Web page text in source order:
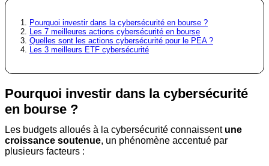
Pourquoi investir dans la cybersécurité en bourse ?
Les 7 meilleures actions cybersécurité en bourse
Quelles sont les actions cybersécurité pour le PEA ?
Les 3 meilleurs ETF cybersécurité
Pourquoi investir dans la cybersécurité
en bourse ?
Les budgets alloués à la cybersécurité connaissent une
croissance soutenue, un phénomène accentué par
plusieurs facteurs :